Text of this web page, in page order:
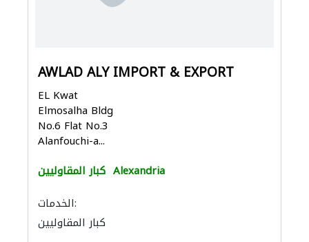
AWLAD ALY IMPORT & EXPORT
EL Kwat
Elmosalha Bldg
No.6 Flat No.3
Alanfouchi-a...
كبار المقاوليين Alexandria
الخدمات:
كبار المقاوليين